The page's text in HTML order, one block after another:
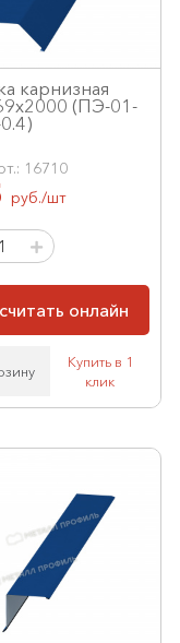
карнизная
(ПЭ-01-
16710
руб./шт
онлайн
Купить в 1
клик